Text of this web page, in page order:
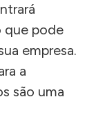
que pode
empresa.
a
são uma